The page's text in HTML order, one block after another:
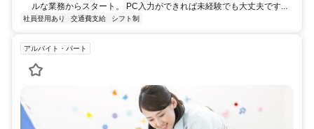
ルな業務からスタート。 PC入力ができれば未経験でも大丈夫です...
社員登用あり 交通費支給 シフト制
アルバイト・パート